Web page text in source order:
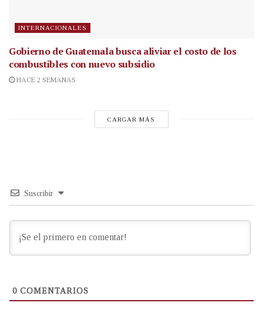
INTERNACIONALES
Gobierno de Guatemala busca aliviar el costo de los
combustibles con nuevo subsidio
HACE 2 SEMANAS
CARGAR MÁS
Suscribir
0 COMENTARIOS